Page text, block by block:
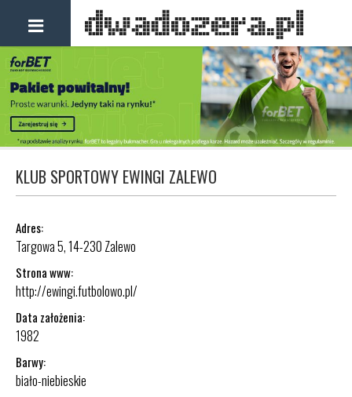
KLUB SPORTOWY EWINGI ZALEWO
Adres:
Targowa 5, 14-230 Zalewo
Strona www:
http://ewingi.futbolowo.pl/
Data założenia:
1982
Barwy:
biało-niebieskie